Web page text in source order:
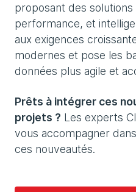
proposant des solutions
performance, et
aux exigences
modernes et pose les
données plus agile et
Prêts à intégrer ces
projets ? Les experts
vous accompagner
ces nouveautés.